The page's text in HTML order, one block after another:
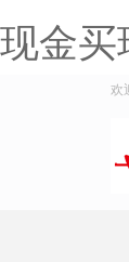
现金买
欢